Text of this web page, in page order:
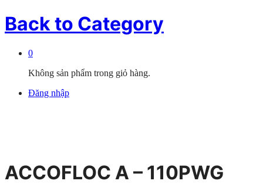
Back to Category
0
Không sản phẩm trong giỏ hàng.
Đăng nhập
ACCOFLOC A – 110PWG